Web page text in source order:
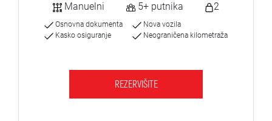
Manuelni 5+ putnika 2
Osnovna dokumenta
Kasko osiguranje
Nova vozila
Neograničena kilometraža
REZERVIŠITE